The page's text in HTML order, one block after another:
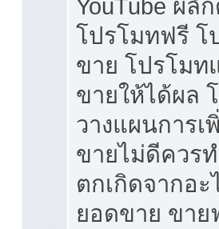
YouTube ผลั
โปรโมทฟรี โ
ขาย โปรโมท
ขายให้ได้ผล
วางแผนการ
ขายไม่ดีควร
ตกเกิดจากอะ
ยอดขาย ขาย